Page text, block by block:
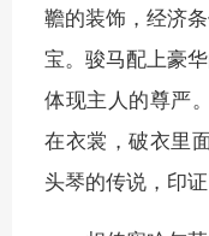
韂的装饰，经济
宝。骏马配上豪
体现主人的尊严
在衣裳，破衣里
头琴的传说，印证